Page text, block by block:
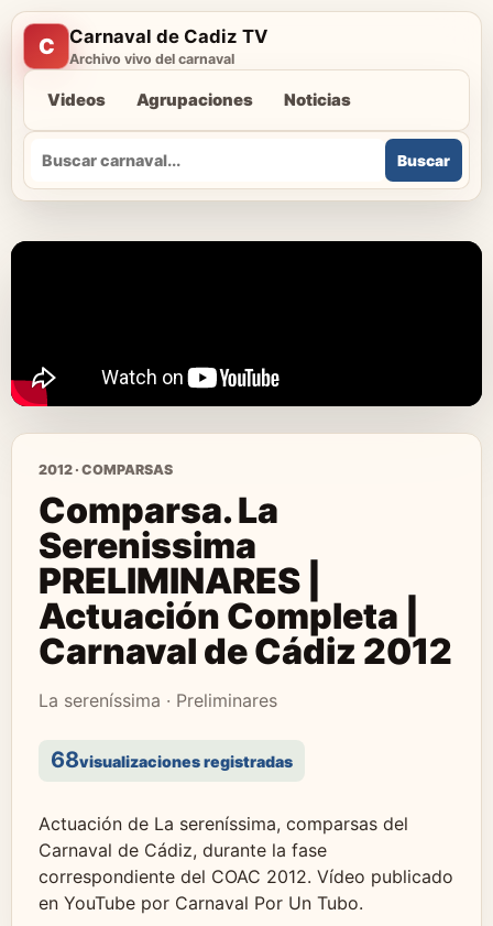
C Carnaval de Cadiz TV
Archivo vivo del carnaval
Videos Agrupaciones Noticias
Buscar
Buscar
2012 · COMPARSAS
Comparsa. La
Serenissima
PRELIMINARES |
Actuación Completa |
Carnaval de Cádiz 2012
La sereníssima · Preliminares
68visualizaciones registradas
Actuación de La sereníssima, comparsas del
Carnaval de Cádiz, durante la fase
correspondiente del COAC 2012. Vídeo publicado
en YouTube por Carnaval Por Un Tubo.